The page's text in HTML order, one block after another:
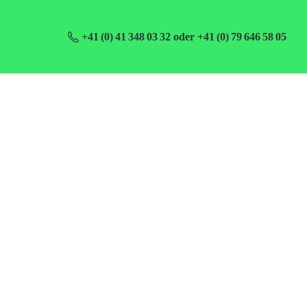
+41 (0) 41 348 03 32 oder +41 (0) 79 646 58 05